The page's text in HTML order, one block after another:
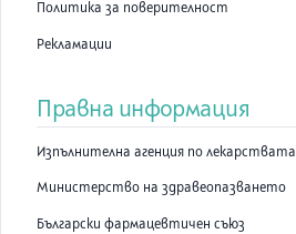
Политика за поверителност
Рекламации
Правна информация
Изпълнителна агенция по лекарствата
Министерство на здравеопазването
Български фармацевтичен съюз